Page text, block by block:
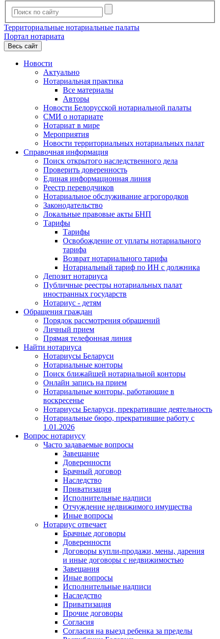
Территориальные нотариальные палаты
Портал нотариата
Весь сайт
Новости
Актуально
Нотариальная практика
Все материалы
Авторы
Новости Белорусской нотариальной палаты
СМИ о нотариате
Нотариат в мире
Мероприятия
Новости территориальных нотариальных палат
Справочная информация
Поиск открытого наследственного дела
Проверить доверенность
Единая информационная линия
Реестр переводчиков
Нотариальное обслуживание агрогородков
Законодательство
Локальные правовые акты БНП
Тарифы
Тарифы
Освобождение от уплаты нотариального
тарифа
Возврат нотариального тарифа
Нотариальный тариф по ИН с должника
Депозит нотариуса
Публичные реестры нотариальных палат
иностранных государств
Нотариус - детям
Обращения граждан
Порядок рассмотрения обращений
Личный прием
Прямая телефонная линия
Найти нотариуса
Нотариусы Беларуси
Нотариальные конторы
Поиск ближайшей нотариальной конторы
Онлайн запись на прием
Нотариальные конторы, работающие в
воскресенье
Нотариусы Беларуси, прекратившие деятельность
Нотариальные бюро, прекратившие работу с
1.01.2026
Вопрос нотариусу
Часто задаваемые вопросы
Завещание
Доверенности
Брачный договор
Наследство
Приватизация
Исполнительные надписи
Отчуждение недвижимого имущества
Иные вопросы
Нотариус отвечает
Брачные договоры
Доверенности
Договоры купли-продажи, мены, дарения
и иные договоры с недвижимостью
Завещания
Иные вопросы
Исполнительные надписи
Наследство
Приватизация
Прочие договоры
Согласия
Согласия на выезд ребенка за пределы